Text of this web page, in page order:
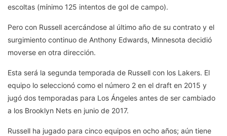
escoltas (mínimo 125 intentos de gol de campo).
Pero con Russell acercándose al último año de su contrato y el
surgimiento continuo de Anthony Edwards, Minnesota decidió
moverse en otra dirección.
Esta será la segunda temporada de Russell con los Lakers. El
equipo lo seleccionó como el número 2 en el draft en 2015 y
jugó dos temporadas para Los Ángeles antes de ser cambiado
a los Brooklyn Nets en junio de 2017.
Russell ha jugado para cinco equipos en ocho años; aún tiene